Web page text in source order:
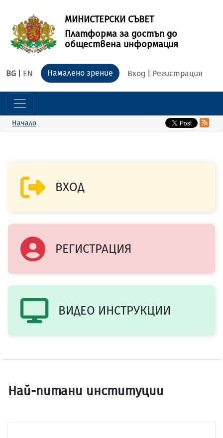
МИНИСТЕРСКИ СЪВЕТ
Платформа за достъп до
обществена информация
BG EN Вход Регистрация
Намалено зрение
Начало
ВХОД
РЕГИСТРАЦИЯ
ВИДЕО ИНСТРУКЦИИ
Най-питани институции